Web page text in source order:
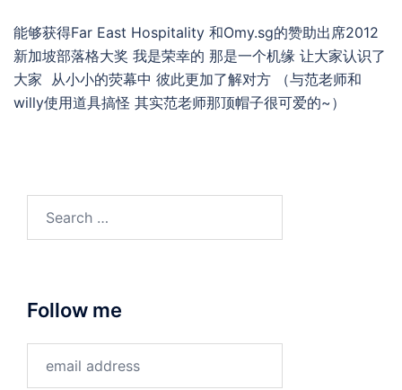
能够获得Far East Hospitality 和Omy.sg的赞助出席2012
新加坡部落格大奖 我是荣幸的 那是一个机缘 让大家认识了
大家 从小小的荧幕中 彼此更加了解对方 （与范老师和
willy使用道具搞怪 其实范老师那顶帽子很可爱的~）
Follow me